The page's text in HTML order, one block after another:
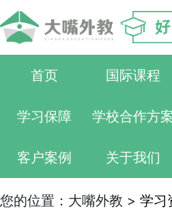
首页 国际课程
学习保障 学校合作方
客户案例 关于我们
您的位置：大嘴外教 > 学习